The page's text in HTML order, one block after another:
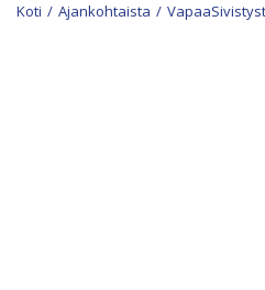
Koti / Ajankohtaista /